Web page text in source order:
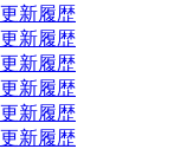
新履歴
新履歴
新履歴
新履歴
新履歴
新履歴